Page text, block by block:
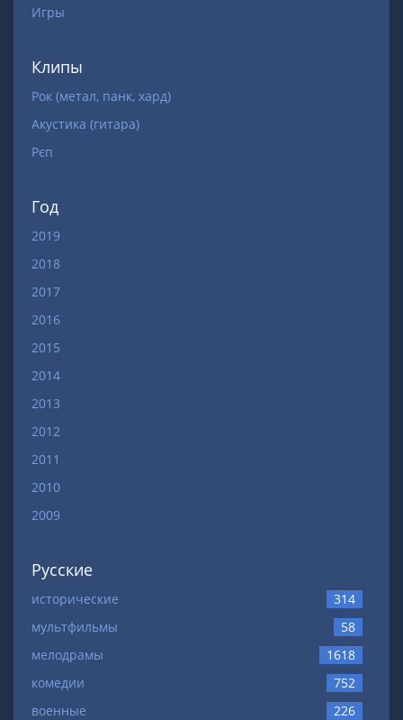
Игры
Клипы
Рок (метал, панк, хард)
Акустика (гитара)
Рєп
Год
2019
2018
2017
2016
2015
2014
2013
2012
2011
2010
2009
Русские
исторические
314
мультфильмы
58
мелодрамы
1618
комедии
752
военные
226